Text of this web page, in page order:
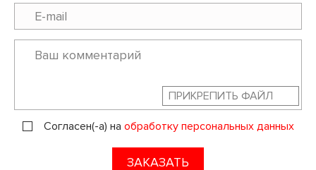
ПРИКРЕПИТЬ ФАЙЛ
Согласен(-а) на обработку персональных данных
ЗАКАЗАТЬ